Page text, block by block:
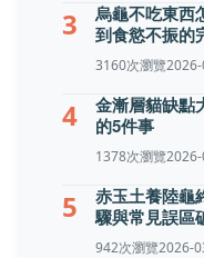
3
烏龜不吃東西
到食慾不振的
3160次瀏覽
4
金漸層貓缺點
的5件事
1378次瀏覽
5
赤玉土養陸龜
驟與常見誤區
942次瀏覽2026-